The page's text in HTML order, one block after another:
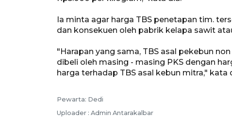
Ia minta agar harga TBS penetapan tim.
dan konsekuen oleh pabrik kelapa sawit
"Harapan yang sama, TBS asal pekebun
dibeli oleh masing - masing PKS dengan
harga terhadap TBS asal kebun mitra," kata
Pewarta: Dedi
Uploader : Admin Antarakalbar